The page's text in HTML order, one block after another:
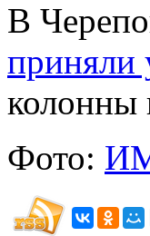
В
приняли
колонны
Фото: